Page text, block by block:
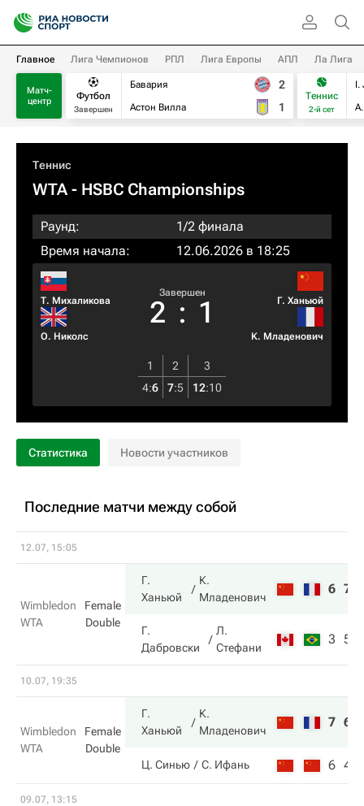
Главное Лига Чемпионов РПЛ Лига Европы АПЛ Ла Лига
Матч-
центр
Футбол
Завершен
Бавария
Астон Вилла
2
1
Теннис
2-й сет
I.
Теннис
WTA- HSBC Championships
Раунд:
1/2 финала
Время начала:
12.06.2026 в 18:25
Т. Михаликова
О. Николс
Завершен
2 : 1 Г. Ханьюй
К. Младенович
1 2
3
4:6 7:5 12:10
Статистика Новости участников
Последние матчи между собой
12.07, 15:05
Wimbledon
WTA
Female
Double
Г.
Ханьюй
К.
Младенович
6 7
Г.
Дабровски
Л.
Стефани
3 5
10.07, 19:35
Wimbledon
WTA
Female
Double
Г.
Ханьюй
К.
Младенович
7 6
Ц. Синью С. Ифань 6 4
09.07, 13:15